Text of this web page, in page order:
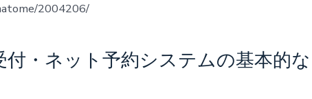
2004206/
付・ネット予約システムの基本的な